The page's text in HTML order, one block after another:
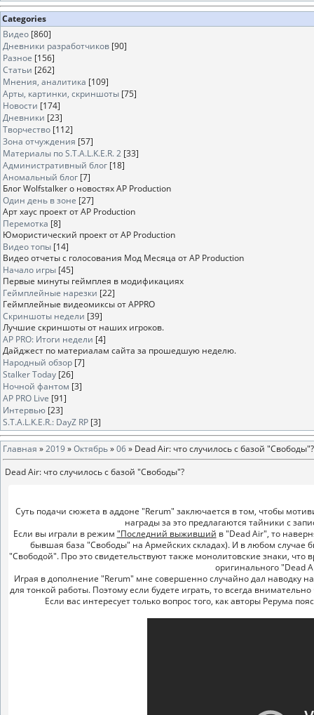
Categories
Видео [860]
Дневники разработчиков [90]
Разное [156]
Статьи [262]
Мнения, аналитика [109]
Арты, картинки, скриншоты [75]
Новости [174]
Дневники [23]
Творчество [112]
Зона отчуждения [57]
Материалы по S.T.A.L.K.E.R. 2 [33]
Административный блог [18]
Аномальный блог [7]
Блог Wolfstalker о новостях AP Production
Один день в зоне [27]
Арт хаус проект от AP Production
Перемотка [8]
Юмористический проект от AP Production
Видео топы [14]
Видео отчеты с голосования Мод Месяца от AP Production
Начало игры [45]
Первые минуты геймплея в модификациях
Геймплейные нарезки [22]
Геймплейные видеомиксы от APPRO
Скриншоты недели [39]
Лучшие скриншоты от наших игроков.
AP PRO: Итоги недели [4]
Дайджест по материалам сайта за прошедшую неделю.
Народный обзор [7]
Stalker Today [26]
Ночной фантом [3]
AP PRO Live [91]
Интервью [23]
S.T.A.L.K.E.R.: DayZ RP [3]
Главная »2019»Октябрь»06» Dead Air: что случилось с базой "Свободы"?
Dead Air: что случилось с базой "Свободы"?
Суть подачи сюжета в аддоне "Rerum" заключается в том, чтобы
награды за это предлагаются тайники с
Если вы играли в режим "Последний выживший в "Dead Air", то
бывшая база "Свободы" на Армейских складах). И в любом случае
"Свободой". Про это свидетельствуют также монолитовские знаки,
оригинального "Dead
Играя в дополнение "Rerum" мне совершенно случайно дал наводку
для тонкой работы. Поэтому если будете играть, то всегда
Если вас интересует только вопрос того, как авторы Рерума